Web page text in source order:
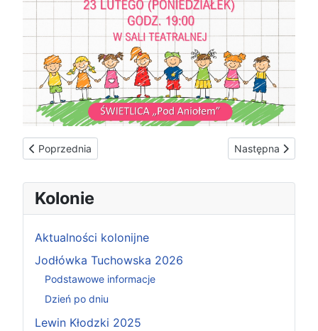
Poprzednia strona: Wyjście do Teatru Rampa na spektakl
Poprzednia Następna strona:
Następna
Kolonie
Aktualności kolonijne
Jodłówka Tuchowska 2026
Podstawowe informacje
Dzień po dniu
Lewin Kłodzki 2025